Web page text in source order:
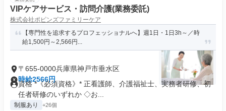
VIPケアサービス・訪問介護(業務委託)
株式会社ポピンズファミリーケア
【専門性を追求するプロフェッショナルへ】週1日・1日3h～／時
給1,500円～2,566円...
〒655-0000兵庫県神戸市垂水区
時給2566円
資格 *《必須資格》* 正看護師、介護福祉士、実務者研修、初
任者研修のいずれか ◇お...
制服あり +26個